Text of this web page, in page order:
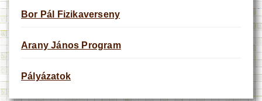
Bor Pál Fizikaverseny
Arany János Program
Pályázatok